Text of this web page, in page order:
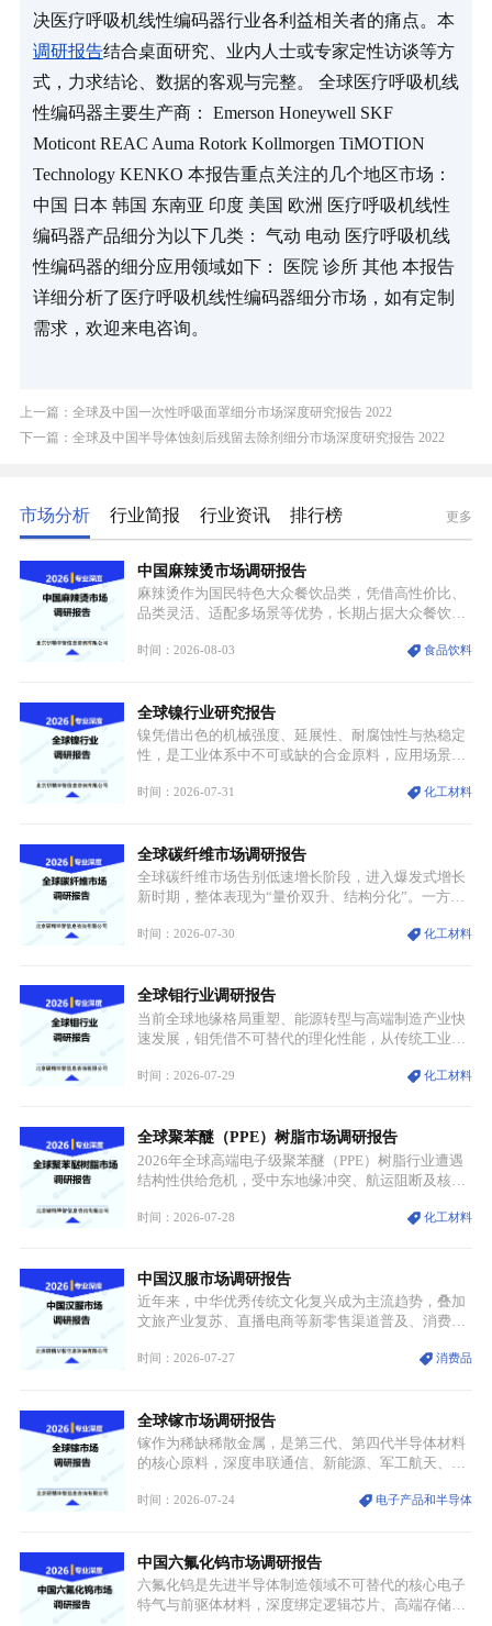
决医疗呼吸机线性编码器行业各利益相关者的痛点。本
调研报告结合桌面研究、业内人士或专家定性访谈等方
式，力求结论、数据的客观与完整。 全球医疗呼吸机线
性编码器主要生产商： Emerson Honeywell SKF
Moticont REAC Auma Rotork Kollmorgen TiMOTION
Technology KENKO 本报告重点关注的几个地区市场：
中国 日本 韩国 东南亚 印度 美国 欧洲 医疗呼吸机线性
编码器产品细分为以下几类： 气动 电动 医疗呼吸机线
性编码器的细分应用领域如下： 医院 诊所 其他 本报告
详细分析了医疗呼吸机线性编码器细分市场，如有定制
需求，欢迎来电咨询。
上一篇：全球及中国一次性呼吸面罩细分市场深度研究报告 2022
下一篇：全球及中国半导体蚀刻后残留去除剂细分市场深度研究报告 2022
市场分析 行业简报 行业资讯 排行榜 更多
中国麻辣烫市场调研报告
麻辣烫作为国民特色大众餐饮品类，凭借高性价比、
品类灵活、适配多场景等优势，长期占据大众餐饮重
型，叠加消费需求升级、线上流量变革、新零售业态
特点，在消费、创业、政策、技术多重驱动下，依旧
具备强劲的发展活力。
时间：2026-08-03 食品饮料
全球镍行业研究报告
镍凭借出色的机械强度、延展性、耐腐蚀性与热稳定
性，是工业体系中不可或缺的合金原料，应用场景横
用价值难以被替代。依托理化优势，镍被全球主要经
型为新能源核心战略矿产，全球产业形成“印尼掌控
资源与产能、中国主导消费与技术、工艺向低碳湿法
迭代、再生镍加速补位”的全新格局。
时间：2026-07-31 化工材料
全球碳纤维市场调研报告
全球碳纤维市场告别低速增长阶段，进入爆发式增长
新时期，整体表现为“量价双升、结构分化”。一方面
持续扩张；另一方面产品、需求、应用场景呈现明显
体规模扩张，高附加值领域与规模化工业应用形成两
大独立增长体系。
时间：2026-07-30 化工材料
全球钼行业调研报告
当前全球地缘格局重塑、能源转型与高端制造产业快
速发展，钼凭借不可替代的理化性能，从传统工业金
需格局重构、价值体系重估的新阶段。钼是典型难熔
贯穿传统工业、高端制造、军工、新能源等多个核心
产业，成为现代工业体系中不可或缺的基础材料。
时间：2026-07-29 化工材料
全球聚苯醚（PPE）树脂市场调研报告
2026年全球高端电子级聚苯醚（PPE）树脂行业遭遇
结构性供给危机，受中东地缘冲突、航运阻断及核心
停产，行业长期维持寡头垄断的供应链格局彻底瓦
价无市”的供给真空，并沿高频覆铜板、PCB电路板向
AI服务器、5G基站等高端电子终端持续传导，全产业
链生产、成本、交付均承受巨大压力。
时间：2026-07-28 化工材料
中国汉服市场调研报告
近年来，中华优秀传统文化复兴成为主流趋势，叠加
文旅产业复苏、直播电商等新零售渠道普及、消费群
服不再局限于传统节日、古风活动等小众场景，逐步
重要载体。同时，行业标准落地、生产技术升级、原
创设计能力提升，进一步夯实产业发展根基，吸引传
统服饰品牌、文旅企业等跨界入局，市场活力持续释
时间：2026-07-27 消费品
全球镓市场调研报告
镓作为稀缺稀散金属，是第三代、第四代半导体材料
的核心原料，深度串联通信、新能源、军工航天、光
与大国科技博弈的关键战略资源。镓并非传统大宗金
领域渗透”的战略体系，成为全球科技产业运转的刚
需资源。
时间：2026-07-24 电子产品和半导体
中国六氟化钨市场调研报告
六氟化钨是先进半导体制造领域不可替代的核心电子
特气与前驱体材料，深度绑定逻辑芯片、高端存储芯